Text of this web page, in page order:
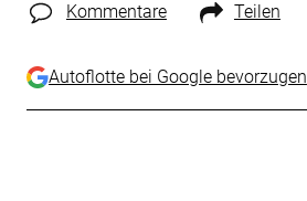
Kommentare Teilen
Autoflotte bei Google bevorzugen